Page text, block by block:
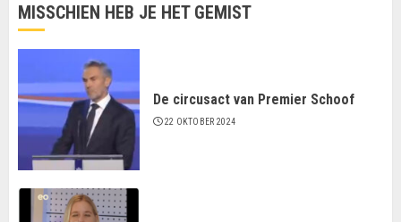
MISSCHIEN HEB JE HET GEMIST
De circusact van Premier Schoof
22 OKTOBER 2024